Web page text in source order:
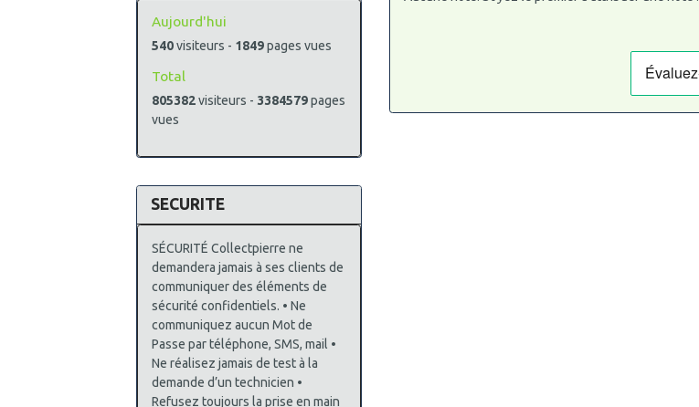
Aujourd'hui
540visiteurs - 1849pages vues
Total
805382visiteurs - 3384579pages
vues
SECURITE
SÉCURITÉ Collectpierre ne
demandera jamais à ses clients de
communiquer des éléments de
sécurité confidentiels. • Ne
communiquez aucun Mot de
Passe par téléphone, SMS, mail •
Ne réalisez jamais de test à la
demande d’un technicien •
Refusez toujours la prise en main